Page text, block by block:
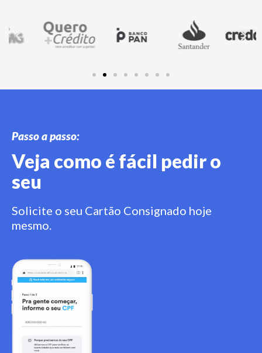
Passo a passo:
Veja como é fácil pedir o
seu
Solicite o seu Cartão Consignado hoje
mesmo.